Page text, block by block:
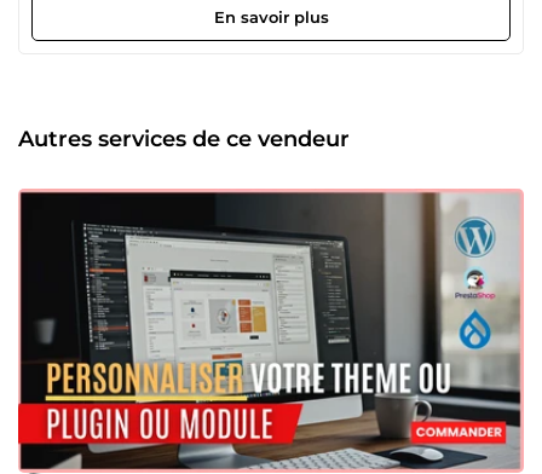
Personnalisation du header, footer, menus, pages,
formulaires, etc. Adaptation mobile &amp; responsive
chat en ligne, systèmes de réservation, formulaires
avancés Personnalisation de plugins Personnalisation de
importe votre technologie, votre besoin ou votre niveau
technique, j’adapte le site exactement comme vous le
souhaitez. 💡 POURQUOI LES CLIENTS ME FONT
CONFIANCE ⚡ Réactif, précis et toujours à l’écoute 📞
Disponible 7j/7 pour vos ajustements et questions ✅
Travail précis, transparent et professionnel 💬 Échanges
simples, rapides et humains ⚡ Livraison dans les délais,
sans bugs 🔒 Code propre, sécurisé et optimisé 👉 Cliquez
sur “Me contacter” pour m’expliquer votre besoin.
En savoir plus
Autres services de ce vendeur